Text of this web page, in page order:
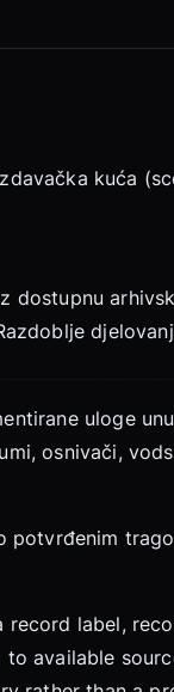
kuća
dostupnu
uloge
osnivači,
potvrđenim
record label,
to available